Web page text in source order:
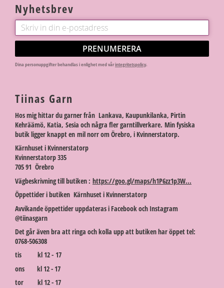
Nyhetsbrev
PRENUMERERA
Dina personuppgifter behandlas i enlighet med vårintegritetspolicy.
Tiinas Garn
Hos mig hittar du garner från Lankava, Kaupunkilanka, Pirtin
Kehräämö, Katia, Sesia och några fler garntillverkare. Min fysiska
butik ligger knappt en mil norr om Örebro, i Kvinnerstatorp.
Kärnhuset i Kvinnerstatorp
Kvinnerstatorp 335
705 91 Örebro
Vägbeskrivning till butiken : https://goo.gl/maps/h1P6zz1p3W...
Öppettider i butiken Kärnhuset i Kvinnerstatorp
Avvikande öppettider uppdateras i Facebook och Instagram
@tiinasgarn
Det går även bra att ringa och kolla upp att butiken har öppet tel:
0768-506308
tis kl 12 - 17
ons kl 12 - 17
tor kl 12 - 17